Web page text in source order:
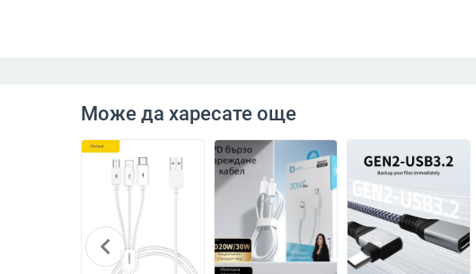
Може да харесате още
chevron_left